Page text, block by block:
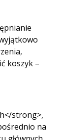
koszyk –
strong>,
na